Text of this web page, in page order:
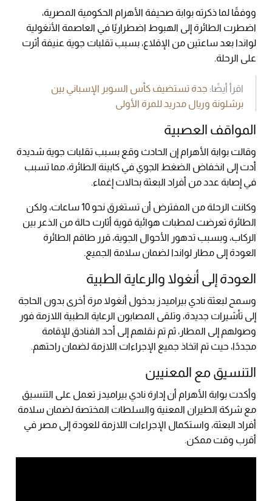
ووفقًا لما ذكرته بوابة صحيفة الأهرام الحكومية المصرية،
اضطرت الطائرة إلى الهبوط اضطراريًا في العاصمة الأنغولية
لواندا بعد ساعتين من الإقلاع، بسبب تقلبات جوية عنيفة أثرت
على الرحلة.
اقرأ أيضًا: جدة تستضيف كأس السوبر الإسباني بين
برشلونة وريال مدريد للمرة الأولى
المواقف العصبية
وقالت بوابة الأهرام إن الحادث وقع بسبب تقلبات جوية شديدة
أدت إلى انخفاض الضغط الجوي في كابينة الطائرة، مما تسبب
في إصابة عدد من أفراد البعثة بحالات إغماء.
وكانت الرحلة من المفترض أن تستغرق نحو 10 ساعات، ولكن
الطائرة تعرضت لمطبات هوائية قوية أثارت حالة من الذعر بين
الركاب، وبسبب تدهور الأحوال الجوية، قرر طاقم الطائرة
العودة إلى مطار لواندا لضمان سلامة الجميع.
العودة إلى أنغولا والرعاية الطبية
وسمح لبعثة نادي بيراميدز بدخول أنغولا مرة أخرى بدون الحاجة
إلى تأشيرات جديدة، وتلقى المصابون الرعاية الطبية اللازمة فور
وصولهم إلى المطار، ثم تم نقلهم إلى أحد الفنادق للإقامة
مجددًا، حيث تم اتخاذ جميع الإجراءات اللازمة لضمان راحتهم.
التنسيق مع المعنيين
وأكدت بوابة الأهرام أن إدارة نادي بيراميدز تعمل على التنسيق
مع شركة الطيران المعنية والسلطات المختصة لضمان سلامة
أفراد البعثة، واستكمال الإجراءات اللازمة للعودة إلى مصر في
أقرب وقت ممكن.